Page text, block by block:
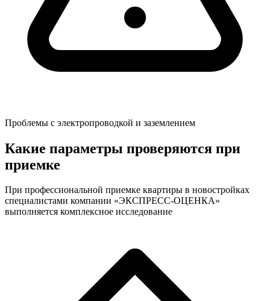
Проблемы с электропроводкой и заземлением
Какие параметры проверяются при
приемке
При профессиональной приемке квартиры в новостройках
специалистами компании «ЭКСПРЕСС-ОЦЕНКА»
выполняется комплексное исследование